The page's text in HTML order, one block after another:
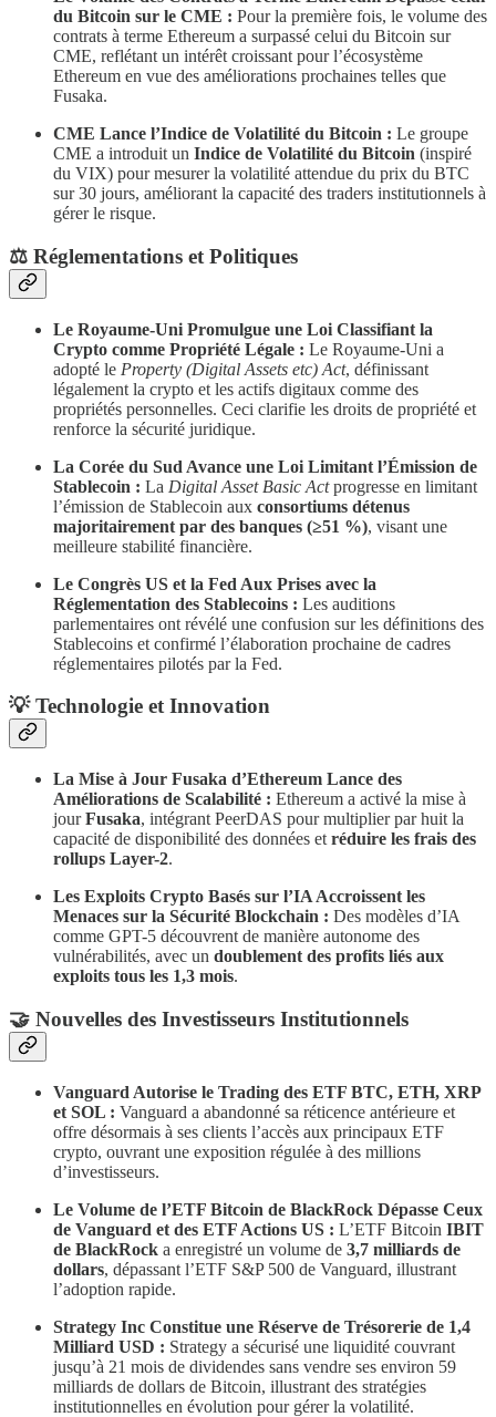
du Bitcoin sur le CME : Pour la première fois, le volume des
contrats à terme Ethereum a surpassé celui du Bitcoin sur
CME, reflétant un intérêt croissant pour l’écosystème
Ethereum en vue des améliorations prochaines telles que
Fusaka.
CME Lance l’Indice de Volatilité du Bitcoin : Le groupe
CME a introduit un Indice de Volatilité du Bitcoin (inspiré
du VIX) pour mesurer la volatilité attendue du prix du BTC
sur 30 jours, améliorant la capacité des traders institutionnels à
gérer le risque.
​⚖️ Réglementations et Politiques
Le Royaume-Uni Promulgue une Loi Classifiant la
Crypto comme Propriété Légale : Le Royaume-Uni a
adopté le Property (Digital Assets etc) Act, définissant
légalement la crypto et les actifs digitaux comme des
propriétés personnelles. Ceci clarifie les droits de propriété et
renforce la sécurité juridique.
La Corée du Sud Avance une Loi Limitant l’Émission de
Stablecoin : La Digital Asset Basic Actprogresse en limitant
l’émission de Stablecoin aux consortiums détenus
majoritairement par des banques (≥51 %), visant une
meilleure stabilité financière.
Le Congrès US et la Fed Aux Prises avec la
Réglementation des Stablecoins : Les auditions
parlementaires ont révélé une confusion sur les définitions des
Stablecoins et confirmé l’élaboration prochaine de cadres
réglementaires pilotés par la Fed.
​💡 Technologie et Innovation
La Mise à Jour Fusaka d’Ethereum Lance des
Améliorations de Scalabilité : Ethereum a activé la mise à
jourFusaka, intégrant PeerDAS pour multiplier par huit la
capacité de disponibilité des données et réduire les frais des
rollups Layer-2.
Les Exploits Crypto Basés sur l’IA Accroissent les
Menaces sur la Sécurité Blockchain : Des modèles d’IA
comme GPT-5 découvrent de manière autonome des
vulnérabilités, avec un doublement des profits liés aux
exploits tous les 1,3 mois.
​🤝 Nouvelles des Investisseurs Institutionnels
Vanguard Autorise le Trading des ETF BTC, ETH, XRP
et SOL : Vanguard a abandonné sa réticence antérieure et
offre désormais à ses clients l’accès aux principaux ETF
crypto, ouvrant une exposition régulée à des millions
d’investisseurs.
Le Volume de l’ETF Bitcoin de BlackRock Dépasse Ceux
de Vanguard et des ETF Actions US : L’ETF Bitcoin IBIT
de BlackRock a enregistré un volume de 3,7 milliards de
dollars, dépassant l’ETF S&P 500 de Vanguard, illustrant
l’adoption rapide.
Strategy Inc Constitue une Réserve de Trésorerie de 1,4
Milliard USD : Strategy a sécurisé une liquidité couvrant
jusqu’à 21 mois de dividendes sans vendre ses environ 59
milliards de dollars de Bitcoin, illustrant des stratégies
institutionnelles en évolution pour gérer la volatilité.